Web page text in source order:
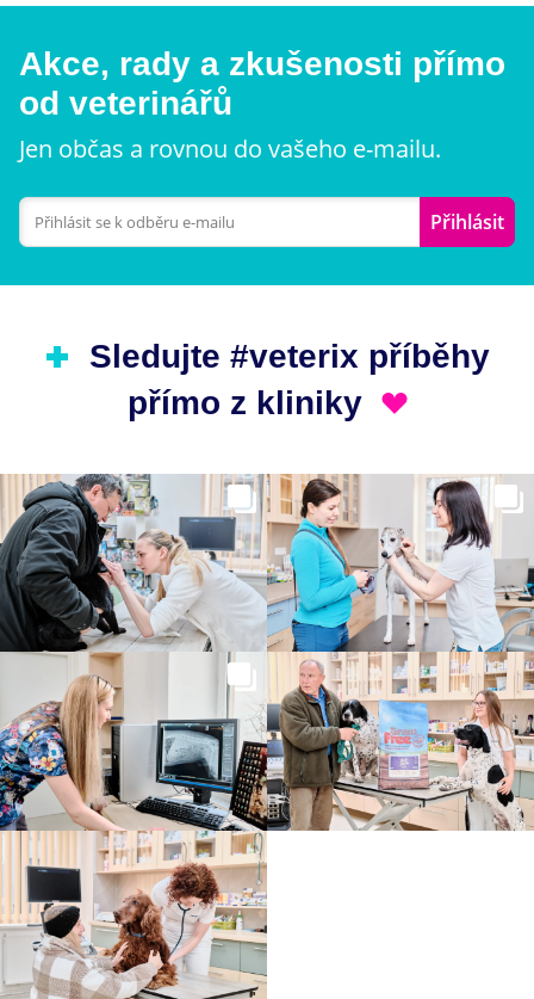
Akce, rady a zkušenosti přímo
od veterinářů
Jen občas a rovnou do vašeho e-mailu.
Přihlásit
Sledujte #veterix příběhy
přímo z kliniky